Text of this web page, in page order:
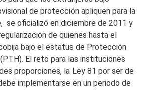
de protección apliquen para la
se oficializó en diciembre de 2011 y
de quienes hasta el
bajo el estatus de Protección
El reto para las instituciones
proporciones, la Ley 81 por ser de
implementarse en un periodo de